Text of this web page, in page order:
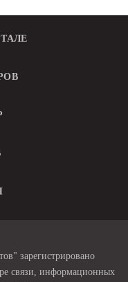
зарегистрировано
связи, информационных